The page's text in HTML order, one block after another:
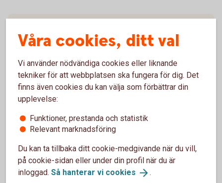
TradingFLEX - Basförsäljningstjänsten
Finansiera företagsbilar
Leasa enstaka bilar (1-4bilar)
Leasa enstaka bilar med grön billeasing (1-4
Våra cookies, ditt val
Vi använder nödvändiga cookies eller liknande
tekniker för att webbplatsen ska fungera för dig. Det
finns även cookies du kan välja som förbättrar din
upplevelse:
Funktioner, prestanda och statistik
Relevant marknadsföring
Du kan ta tillbaka ditt cookie-medgivande när du vill,
på cookie-sidan eller under din profil när du är
inloggad. Så hanterar vi cookies .